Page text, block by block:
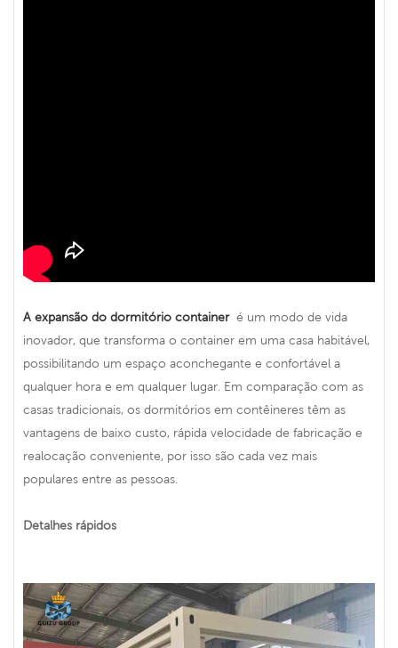
A expansão do dormitório container é um modo de vida
inovador, que transforma o container em uma casa habitável,
possibilitando um espaço aconchegante e confortável a
qualquer hora e em qualquer lugar. Em comparação com as
casas tradicionais, os dormitórios em contêineres têm as
vantagens de baixo custo, rápida velocidade de fabricação e
realocação conveniente, por isso são cada vez mais
populares entre as pessoas.
Detalhes rápidos